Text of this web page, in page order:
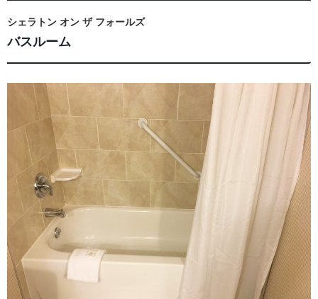
シェラトン オン ザ フォールズ
バスルーム